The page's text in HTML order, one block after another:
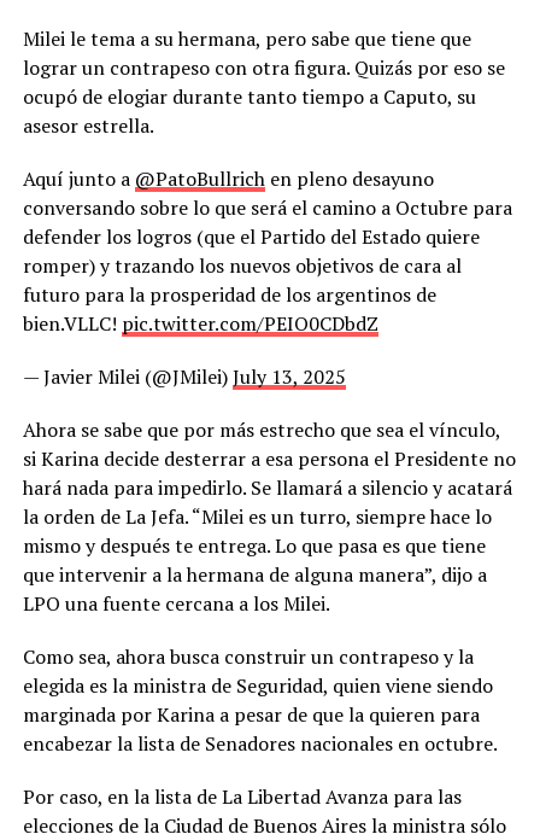
Milei le tema a su hermana, pero sabe que tiene que
lograr un contrapeso con otra figura. Quizás por eso se
ocupó de elogiar durante tanto tiempo a Caputo, su
asesor estrella.
Aquí junto a @PatoBullrichen pleno desayuno
conversando sobre lo que será el camino a Octubre para
defender los logros (que el Partido del Estado quiere
romper) y trazando los nuevos objetivos de cara al
futuro para la prosperidad de los argentinos de
bien.VLLC! pic.twitter.com/PEIO0CDbdZ
— Javier Milei (@JMilei)July 13, 2025
Ahora se sabe que por más estrecho que sea el vínculo,
si Karina decide desterrar a esa persona el Presidente no
hará nada para impedirlo. Se llamará a silencio y acatará
la orden de La Jefa. “Milei es un turro, siempre hace lo
mismo y después te entrega. Lo que pasa es que tiene
que intervenir a la hermana de alguna manera”, dijo a
LPO una fuente cercana a los Milei.
Como sea, ahora busca construir un contrapeso y la
elegida es la ministra de Seguridad, quien viene siendo
marginada por Karina a pesar de que la quieren para
encabezar la lista de Senadores nacionales en octubre.
Por caso, en la lista de La Libertad Avanza para las
elecciones de la Ciudad de Buenos Aires la ministra sólo